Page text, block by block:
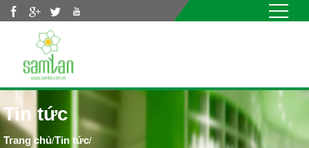
Nhảy đến nội dung
Tin tức
/Tin tức/